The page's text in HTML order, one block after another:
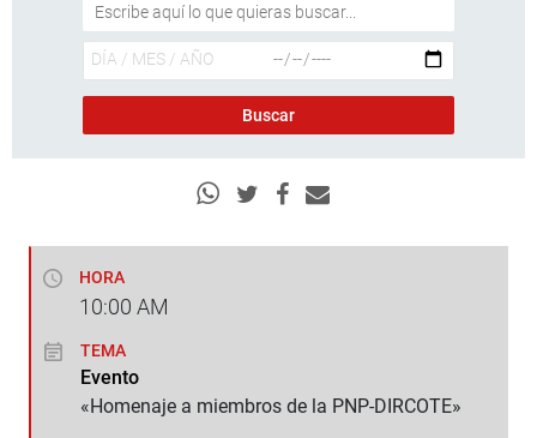
HORA
10:00 AM
TEMA
Evento
«Homenaje a miembros de la PNP-DIRCOTE»